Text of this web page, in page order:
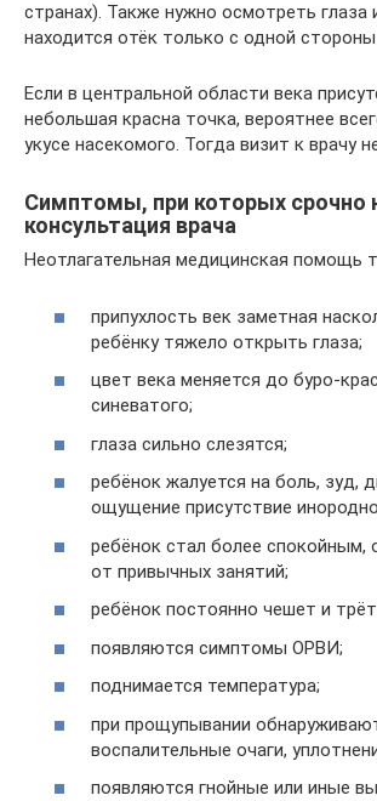
странах). Также нужно осмотреть глаза
находится отёк только с одной стороны
Если в центральной области века
небольшая красна точка, вероятнее
укусе насекомого. Тогда визит к врачу
Симптомы, при которых срочно
консультация врача
Неотлагательная медицинская помощь
припухлость век заметная
ребёнку тяжело открыть глаза;
цвет века меняется до буро-
синеватого;
глаза сильно слезятся;
ребёнок жалуется на боль, зуд,
ощущение присутствие
ребёнок стал более спокойным,
от привычных занятий;
ребёнок постоянно чешет и трёт
появляются симптомы ОРВИ;
поднимается температура;
при прощупывании
воспалительные очаги,
появляются гнойные или иные